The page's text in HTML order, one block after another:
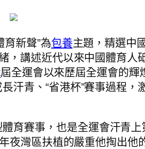
育新聲”為包養主題，精選中
，講述近代以來中國體育人
屆全運會以來歷屆全運會的輝
汗青、“省港杯”賽事過程，
育賽事，也是全運會汗青上
夜灣區扶植的嚴重他掏出他